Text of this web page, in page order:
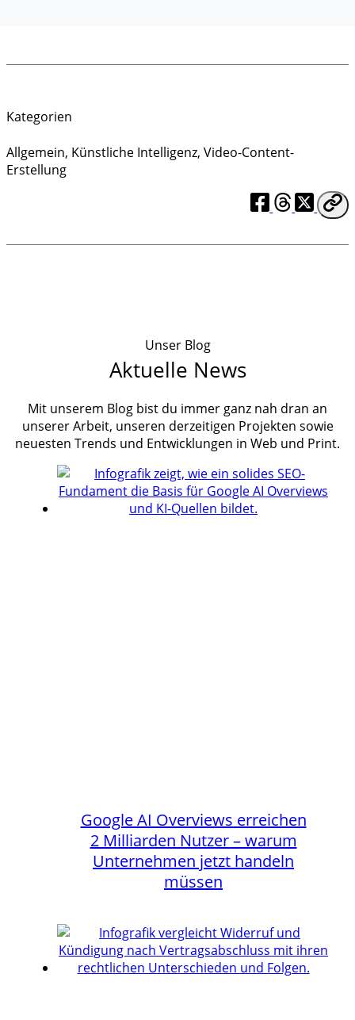
Kategorien
Allgemein, Künstliche Intelligenz, Video-Content-
Erstellung
Unser Blog
Aktuelle News
Mit unserem Blog bist du immer ganz nah dran an
unserer Arbeit, unseren derzeitigen Projekten sowie
neuesten Trends und Entwicklungen in Web und Print.
Google AI Overviews erreichen
2 Milliarden Nutzer – warum
Unternehmen jetzt handeln
müssen